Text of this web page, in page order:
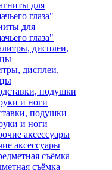
для
глаза"
дисплеи,
подушки
и ноги
аксессуары
съёмка